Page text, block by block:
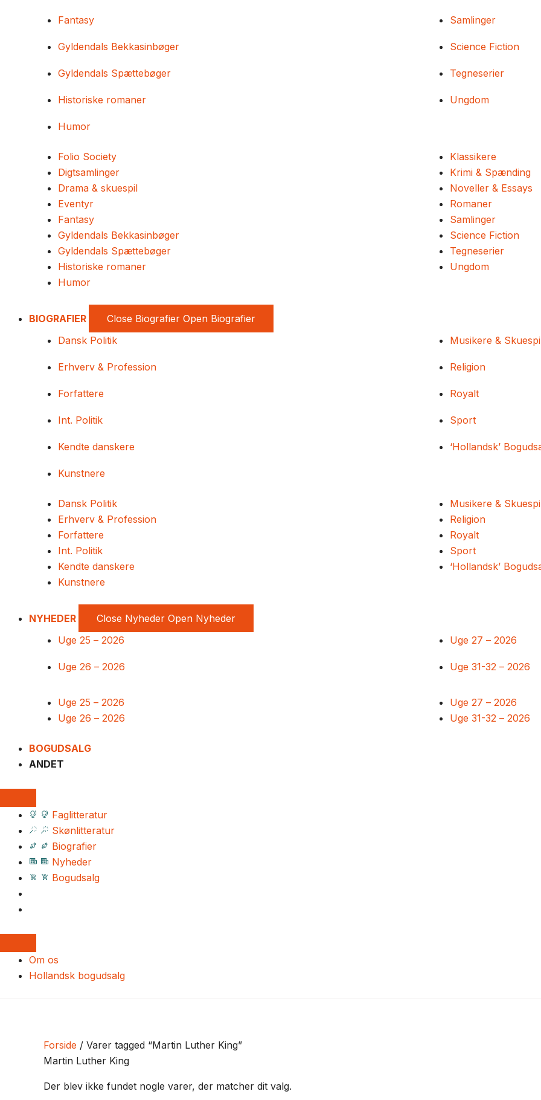
Fantasy
Gyldendals Bekkasinbøger
Gyldendals Spættebøger
Historiske romaner
Humor
Samlinger
Science Fiction
Tegneserier
Ungdom
Folio Society
Digtsamlinger
Drama & skuespil
Eventyr
Fantasy
Gyldendals Bekkasinbøger
Gyldendals Spættebøger
Historiske romaner
Humor
Klassikere
Krimi & Spænding
Noveller & Essays
Romaner
Samlinger
Science Fiction
Tegneserier
Ungdom
BIOGRAFIER Close Biografier Open Biografier
Dansk Politik
Erhverv & Profession
Forfattere
Int. Politik
Kendte danskere
Kunstnere
Musikere &
Religion
Royalt
Sport
‘Hollandsk’
Dansk Politik
Erhverv & Profession
Forfattere
Int. Politik
Kendte danskere
Kunstnere
Musikere &
Religion
Royalt
Sport
‘Hollandsk’
NYHEDER Close Nyheder Open Nyheder
Uge 25 – 2026
Uge 26 – 2026
Uge 27 – 2026
Uge 31-32 – 2026
Uge 25 – 2026
Uge 26 – 2026
Uge 27 – 2026
Uge 31-32 – 2026
BOGUDSALG
ANDET
Faglitteratur
Skønlitteratur
Biografier
Nyheder
Bogudsalg
Om os
Hollandsk bogudsalg
Forside / Varer tagged “Martin Luther King”
Martin Luther King
Der blev ikke fundet nogle varer, der matcher dit valg.